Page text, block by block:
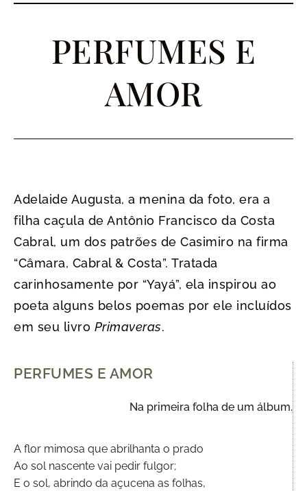
PERFUMES E
AMOR
Adelaide Augusta, a menina da foto, era a
filha caçula de Antônio Francisco da Costa
Cabral, um dos patrões de Casimiro na firma
“Câmara, Cabral & Costa”. Tratada
carinhosamente por “Yayá”, ela inspirou ao
poeta alguns belos poemas por ele incluídos
em seu livro Primaveras.
PERFUMES E AMOR
Na primeira folha de um álbum.
A flor mimosa que abrilhanta o prado
Ao sol nascente vai pedir fulgor;
E o sol, abrindo da açucena as folhas,